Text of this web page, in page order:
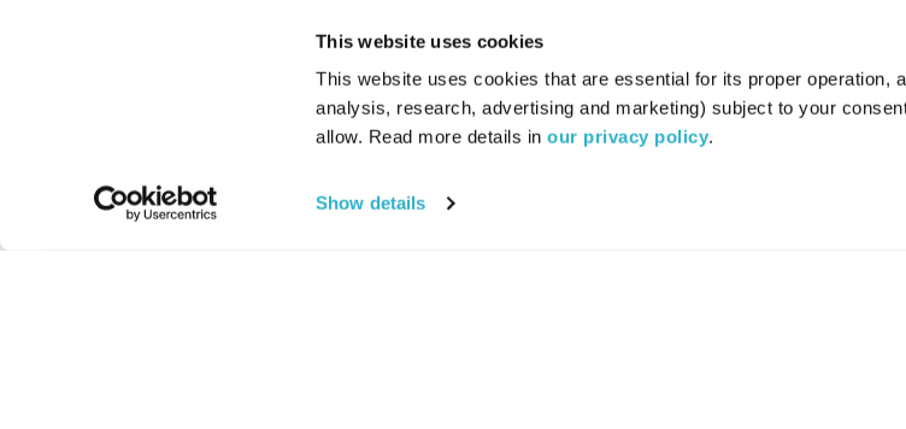
This website uses cookies
This website uses cookies that are essential for its proper operation,
analysis, research, advertising and marketing) subject to your
allow. Read more details in our privacy policy.
Show details